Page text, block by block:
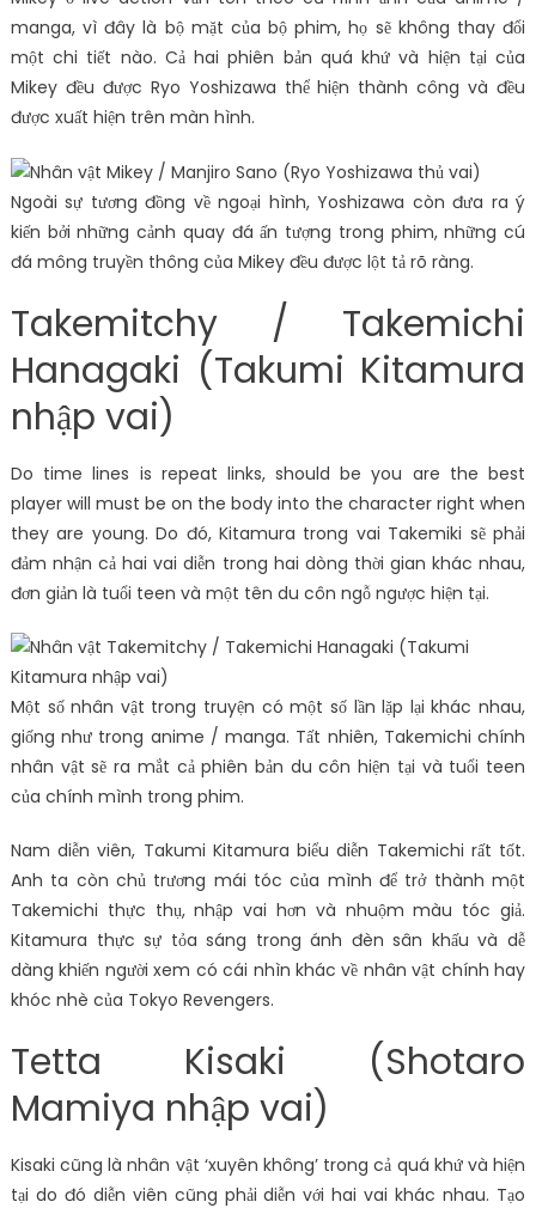
manga, vì đây là bộ mặt của bộ phim, họ sẽ không thay đổi
một chi tiết nào. Cả hai phiên bản quá khứ và hiện tại của
Mikey đều được Ryo Yoshizawa thể hiện thành công và đều
được xuất hiện trên màn hình.
Ngoài sự tương đồng về ngoại hình, Yoshizawa còn đưa ra ý
kiến ​​bởi những cảnh quay đá ấn tượng trong phim, những cú
đá mông truyền thông của Mikey đều được lột tả rõ ràng.
Takemitchy / Takemichi
Hanagaki (Takumi Kitamura
nhập vai)
Do time lines is repeat links, should be you are the best
player will must be on the body into the character right when
they are young. Do đó, Kitamura trong vai Takemiki sẽ phải
đảm nhận cả hai vai diễn trong hai dòng thời gian khác nhau,
đơn giản là tuổi teen và một tên du côn ngỗ ngược hiện tại.
Một số nhân vật trong truyện có một số lần lặp lại khác nhau,
giống như trong anime / manga. Tất nhiên, Takemichi chính
nhân vật sẽ ra mắt cả phiên bản du côn hiện tại và tuổi teen
của chính mình trong phim.
Nam diễn viên, Takumi Kitamura biểu diễn Takemichi rất tốt.
Anh ta còn chủ trương mái tóc của mình để trở thành một
Takemichi thực thụ, nhập vai hơn và nhuộm màu tóc giả.
Kitamura thực sự tỏa sáng trong ánh đèn sân khấu và dễ
dàng khiến người xem có cái nhìn khác về nhân vật chính hay
khóc nhè của Tokyo Revengers.
Tetta Kisaki (Shotaro
Mamiya nhập vai)
Kisaki cũng là nhân vật ‘xuyên không’ trong cả quá khứ và hiện
tại do đó diễn viên cũng phải diễn với hai vai khác nhau. Tạo